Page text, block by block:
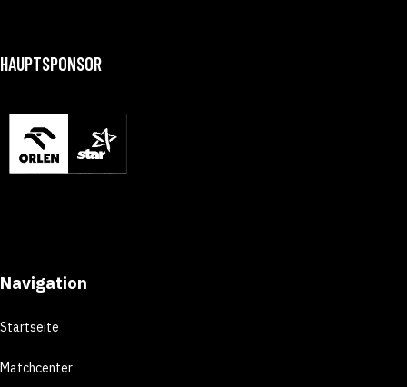
HAUPTSPONSOR
Navigation
Startseite
Matchcenter